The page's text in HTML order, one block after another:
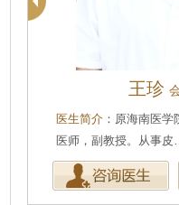
陈武林
医生简介 ：现任海口
事皮肤性病专业工作